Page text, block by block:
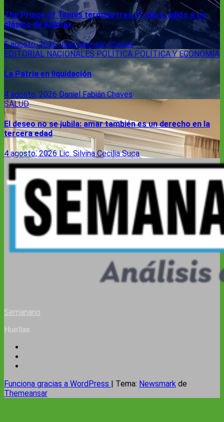
The Prince of Tennis termina tras 27 años: adiós a un
clásico de Animax
5 agosto, 2026Juan Marcelo Chaves
EDITORIAL NACIONALES POLÍTICA POLÍTICA Y ECONOMÍA
La Patria en liquidación
4 agosto, 2026 Daniel Fabián Chaves
SALUD
El deseo no se jubila: amar también es un derecho en la
tercera edad
4 agosto, 2026Lic. Silvina Cecilia Suca
Semanario
Huellas
Funciona gracias a WordPress Tema: Newsmark de
Themeansar